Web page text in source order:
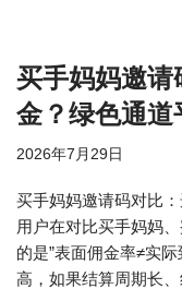
买手妈妈邀请
金？绿色通道
2026年7月29日
买手妈妈邀请码对比
用户在对比买手妈妈
的是”表面佣金率≠实
高，如果结算周期长